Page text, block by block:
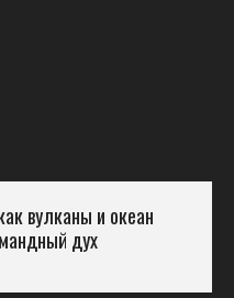
вулканы и океан
дух